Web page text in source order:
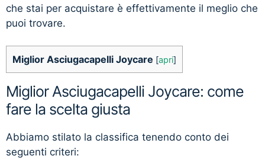
che stai per acquistare è effettivamente il meglio che
puoi trovare.
Miglior Asciugacapelli Joycare [apri]
Miglior Asciugacapelli Joycare: come
fare la scelta giusta
Abbiamo stilato la classifica tenendo conto dei
seguenti criteri: